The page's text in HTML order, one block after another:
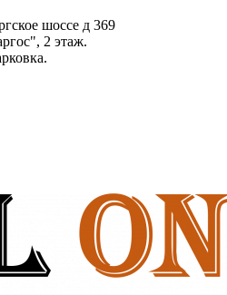
шоссе д 369
2 этаж.